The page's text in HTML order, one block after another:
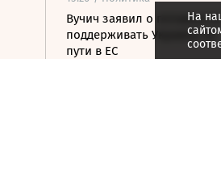
Вучич заявил о готовности
поддерживать Украину на
пути в ЕС
На